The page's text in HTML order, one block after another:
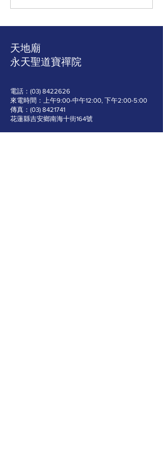
戶喪葬補助案（編號
案名單：全家4口車禍身亡
天地廟
​永天聖道寶禪院
電話：(03) 8422626
來電時間：上午9:00-中午12:00, 下午2:00-5:00
傳真：(03) 8421741
​花蓮縣吉安鄉南海十街164號